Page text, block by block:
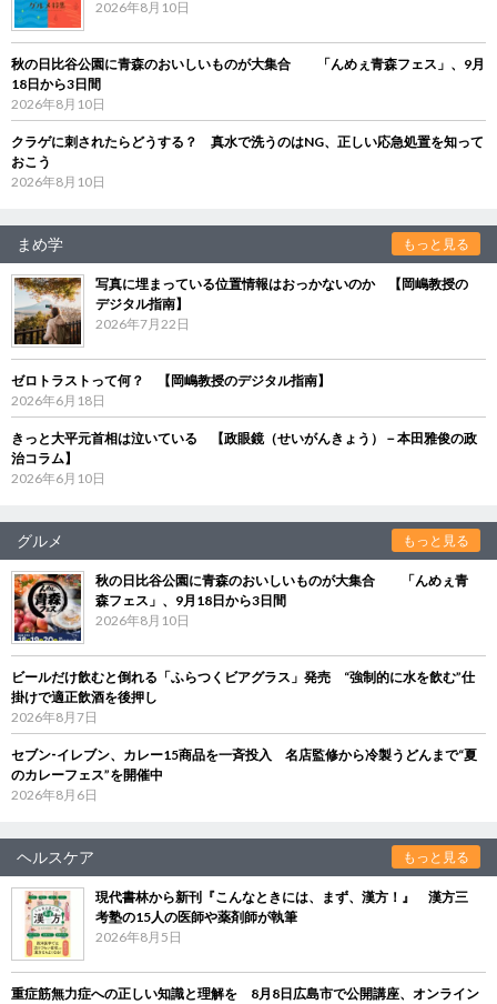
2026年8月10日
秋の日比谷公園に青森のおいしいものが大集合 「んめぇ青森フェス」、9月
18日から3日間
2026年8月10日
クラゲに刺されたらどうする？ 真水で洗うのはNG、正しい応急処置を知って
おこう
2026年8月10日
まめ学 もっと見る
写真に埋まっている位置情報はおっかないのか 【岡嶋教授の
デジタル指南】
2026年7月22日
ゼロトラストって何？ 【岡嶋教授のデジタル指南】
2026年6月18日
きっと大平元首相は泣いている 【政眼鏡（せいがんきょう）－本田雅俊の政
治コラム】
2026年6月10日
グルメ もっと見る
秋の日比谷公園に青森のおいしいものが大集合 「んめぇ青
森フェス」、9月18日から3日間
2026年8月10日
ビールだけ飲むと倒れる「ふらつくビアグラス」発売 “強制的に水を飲む”仕
掛けで適正飲酒を後押し
2026年8月7日
セブン‐イレブン、カレー15商品を一斉投入 名店監修から冷製うどんまで“夏
のカレーフェス”を開催中
2026年8月6日
ヘルスケア もっと見る
現代書林から新刊『こんなときには、まず、漢方！』 漢方三
考塾の15人の医師や薬剤師が執筆
2026年8月5日
重症筋無力症への正しい知識と理解を 8月8日広島市で公開講座、オンライン